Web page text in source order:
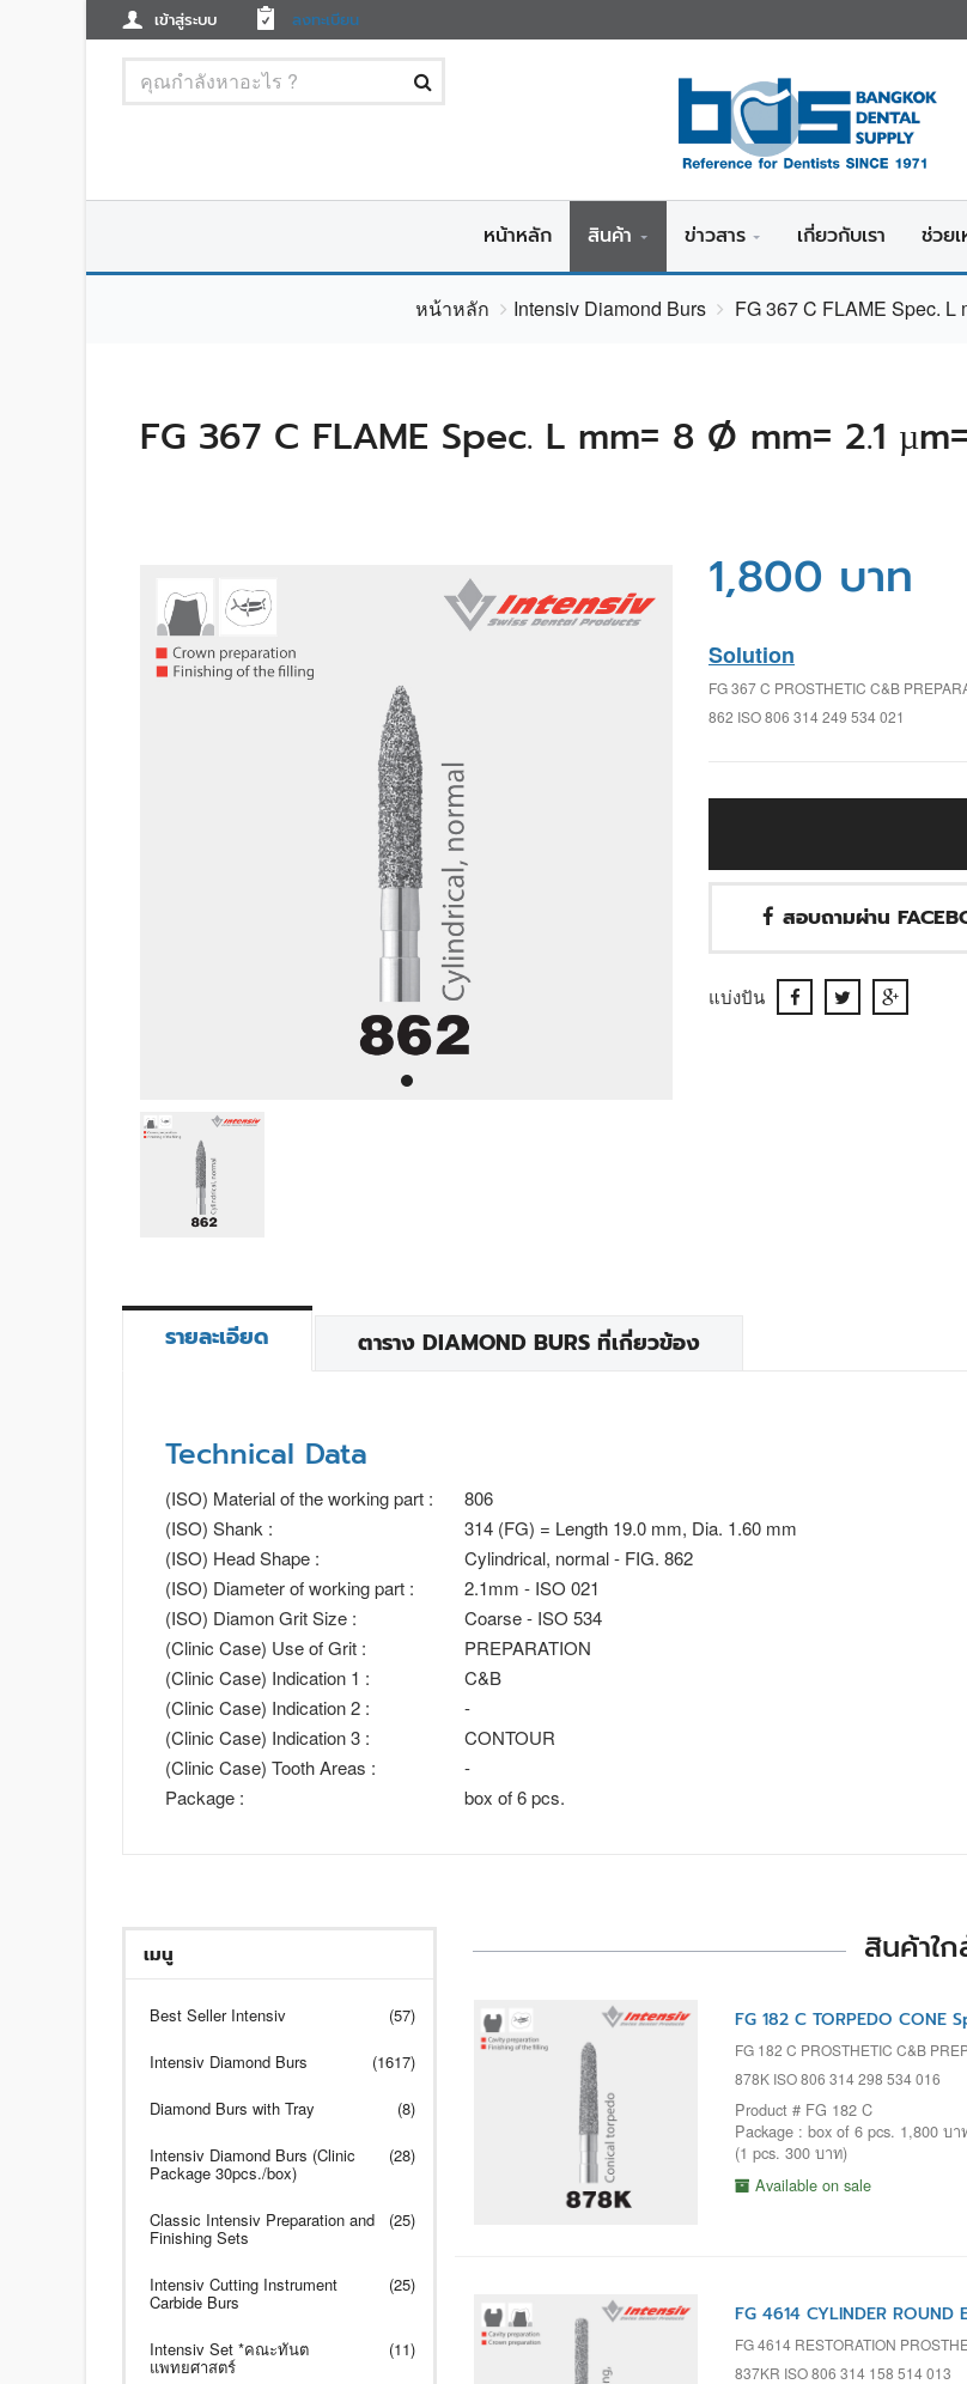
เข้าสู่ระบบ ลงทะเบียน
หน้าหลัก สินค้า ข่าวสาร เกี่ยวกับเรา ช่วย
หน้าหลัก Intensiv Diamond Burs FG 367 C FLAME Spec. L
FG 367 C FLAME Spec. L mm= 8 Ø mm= 2.1
1,800 บาท
Solution
FG 367 C PROSTHETIC C&B
862 ISO 806 314 249 534 021
สอบถามผ่าน
แบ่งปัน
รายละเอียด ตาราง DIAMOND BURS ที่เกี่ยวข้อง
Technical Data
(ISO) Material of the working part :
806
(ISO) Shank :
314 (FG) = Length 19.0 mm, Dia. 1.60 mm
(ISO) Head Shape :
Cylindrical, normal - FIG. 862
(ISO) Diameter of working part :
2.1mm - ISO 021
(ISO) Diamon Grit Size :
Coarse - ISO 534
(Clinic Case) Use of Grit :
PREPARATION
(Clinic Case) Indication 1 :
C&B
(Clinic Case) Indication 2 :
-
(Clinic Case) Indication 3 :
CONTOUR
(Clinic Case) Tooth Areas :
-
Package :
box of 6 pcs.
เมนู
Best Seller Intensiv (57)
Intensiv Diamond Burs (1617)
Diamond Burs with Tray (8)
Intensiv Diamond Burs (Clinic
Package 30pcs./box)
(28)
Classic Intensiv Preparation and
Finishing Sets
(25)
Intensiv Cutting Instrument
Carbide Burs
(25)
Intensiv Set *คณะทันต
แพทยศาสตร์
(11)
สินค้าใ
FG 182 C TORPEDO CONE
FG 182 C PROSTHETIC C&B
878K ISO 806 314 298 534 016
Product # FG 182 C
Package : box of 6 pcs. 1,800 บา
(1 pcs. 300 บาท)
Available on sale
FG 4614 CYLINDER
FG 4614 RESTORATION
837KR ISO 806 314 158 514 013